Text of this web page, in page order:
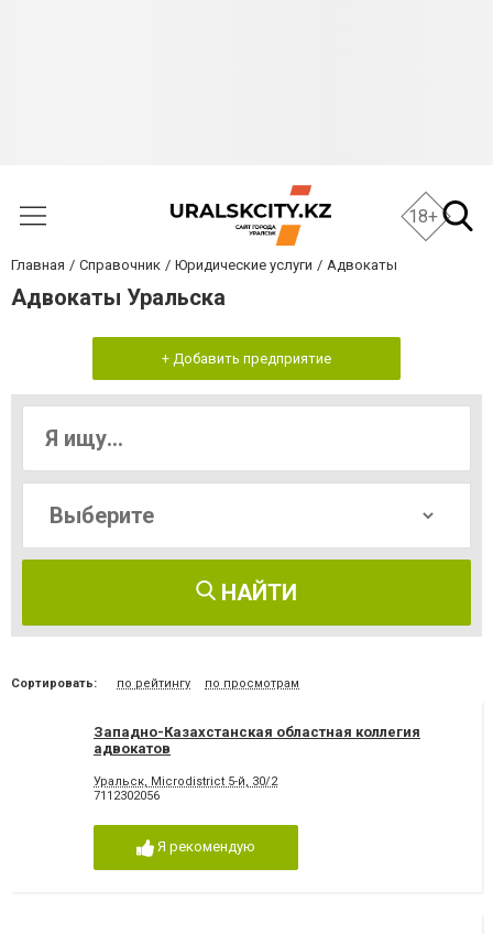
18+
Главная Справочник Юридические услуги Адвокаты
Адвокаты Уральска
+ Добавить предприятие
НАЙТИ
Сортировать: по рейтингу по просмотрам
Западно-Казахстанская областная коллегия
адвокатов
Уральск, Microdistrict 5-й, 30/2
7112302056
Я рекомендую